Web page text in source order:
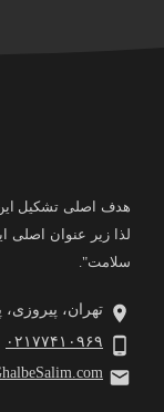
هدف اصلی تشکیل
لذا زیر عنوان اصلی
سلامت".
تهران، پیروزی، پلاک
۰۲۱۷۷۴۱۰۹۶۹